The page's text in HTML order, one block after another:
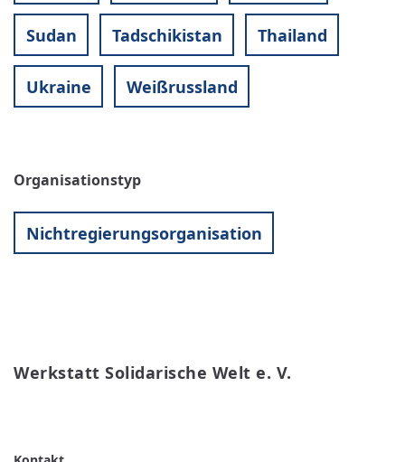
Sudan Tadschikistan Thailand
Ukraine Weißrussland
Organisationstyp
Nichtregierungsorganisation
Werkstatt Solidarische Welt e. V.